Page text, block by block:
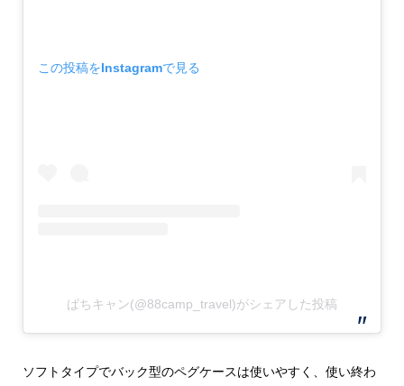
この投稿をInstagramで見る
ぱちキャン(@88camp_travel)がシェアした投稿
ソフトタイプでバック型のペグケースは使いやすく、使い終わ